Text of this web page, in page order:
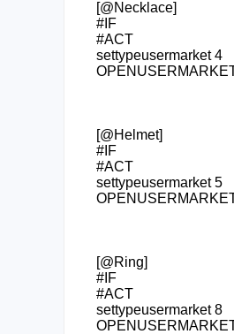
[@Necklace]
#IF
#ACT
settypeusermarket 4
[@Helmet]
#IF
#ACT
settypeusermarket 5
[@Ring]
#IF
#ACT
settypeusermarket 8